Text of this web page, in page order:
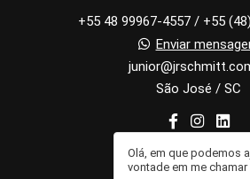
+55 48 99967-4557 / +55
Enviar
São José / SC
Olá, em que podemos
vontade em me